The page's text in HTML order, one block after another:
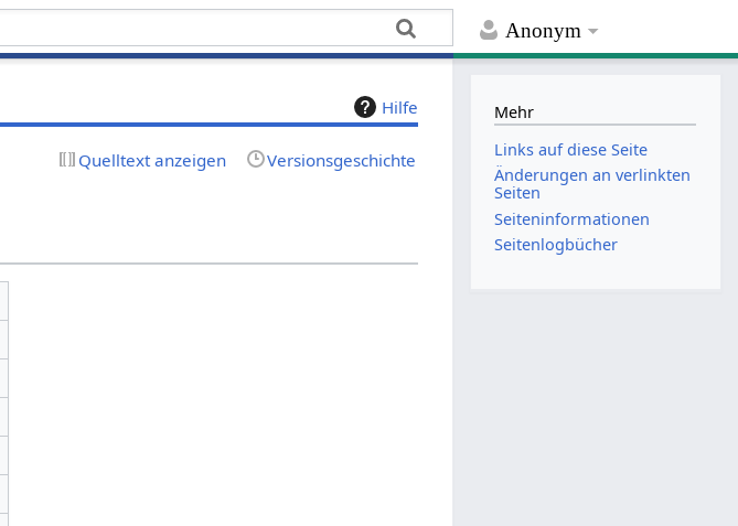
Anonym
Hilfe
Quelltext anzeigen Versionsgeschichte
Mehr
Links auf diese Seite
Änderungen an verlinkten
Seiten
Seiten­­informationen
Seitenlogbücher